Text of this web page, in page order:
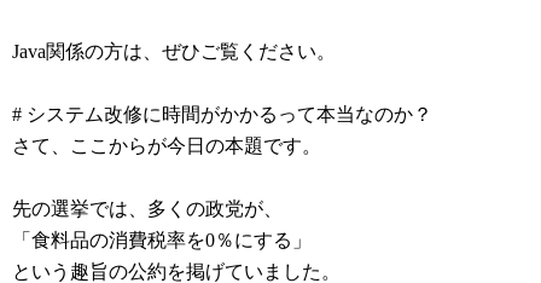
Java関係の方は、ぜひご覧ください。
# システム改修に時間がかかるって本当なのか？
さて、ここからが今日の本題です。
先の選挙では、多くの政党が、
「食料品の消費税率を0％にする」
という趣旨の公約を掲げていました。